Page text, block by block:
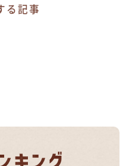
！～ やすとものいたっ
「なんでやねん！？」
る記事